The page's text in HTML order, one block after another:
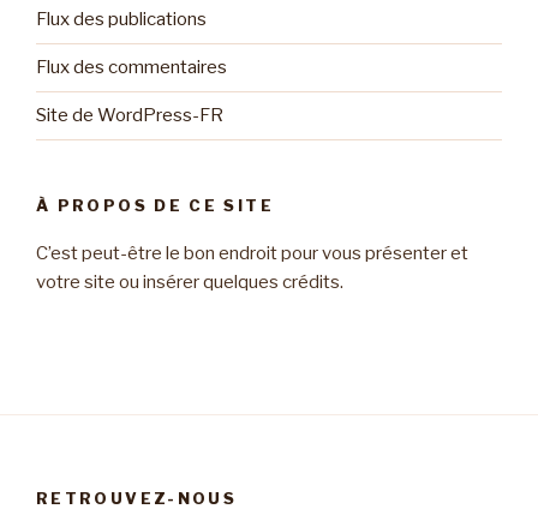
Flux des publications
Flux des commentaires
Site de WordPress-FR
À PROPOS DE CE SITE
C’est peut-être le bon endroit pour vous présenter et
votre site ou insérer quelques crédits.
RETROUVEZ-NOUS